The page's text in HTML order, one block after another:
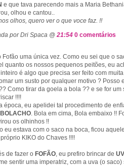
e que tava parecendo mais a Maria
olhou e cantou..
olhos, quero ver o que voce faz. !!
por Dri Spaca @ 21:54 0 comentários
Fofão uma única vez. Como eu sei que o
quanto os nossos pequenos peitões, eu
é algo que precisa ser feito com
um susto por qualquer motivo ? Posso
Como tirar da goela a bola ?? e se for um
!!!!
época, eu apelidei tal procedimento de
. Bola em cima, Bola embaixo !!
os olhinhos !!
eu estava com o saco na boca, ficou
KIKO do Chaves !!!!
de fazer o FOFÃO , eu prefiro brincar de
sentir uma imperatriz, com a uva (o